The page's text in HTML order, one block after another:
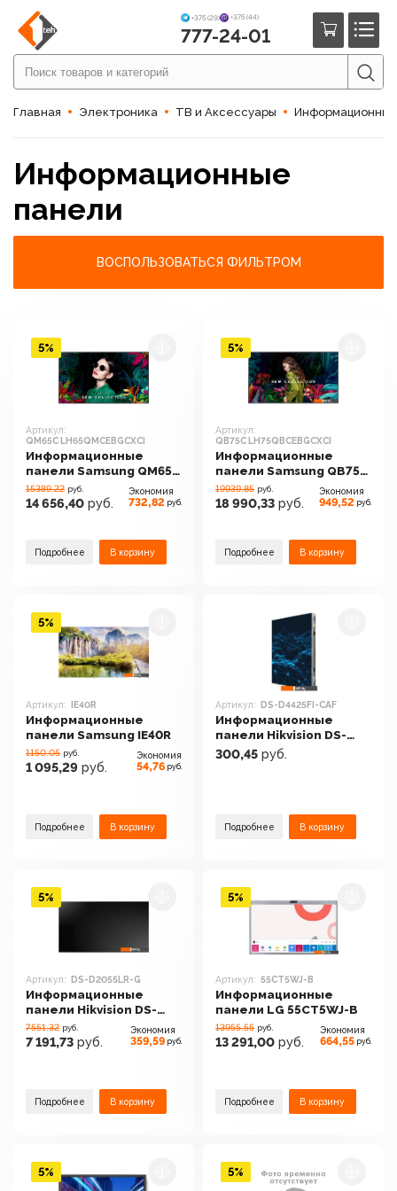
+375 (29) +375 (44)
777-24-01
Главная Электроника ТВ и Аксессуары
Информационные
панели
ВОСПОЛЬЗОВАТЬСЯ ФИЛЬТРОМ
Артикул:
QM65C LH65QMCEBGCXCI
Информационные
панели Samsung QM65C
LH65QMCEBGCXCI
15389.22 руб.
14 656,40 руб.
Экономия
732,82 руб.
Подробнее В корзину
5%
Артикул:
QB75C LH75QBCEBGCXCI
Информационные
панели Samsung QB75C
LH75QBCEBGCXCI
19939.85 руб.
18 990,33 руб.
Экономия
949,52 руб.
Подробнее В корзину
5%
Артикул: IE40R
Информационные
панели Samsung IE40R
1150.05 руб.
1 095,29 руб.
Экономия
54,76 руб.
Подробнее В корзину
5%
Артикул: DS-D4425FI-CAF
Информационные
панели Hikvision DS-
D4425FI-CAF
300,45 руб.
Подробнее В корзину
Артикул: DS-D2055LR-G
Информационные
панели Hikvision DS-
D2055LR-G
7551.32 руб.
7 191,73 руб.
Экономия
359,59 руб.
Подробнее В корзину
5%
Артикул: 55CT5WJ-B
Информационные
панели LG 55CT5WJ-B
13955.55 руб.
13 291,00 руб.
Экономия
664,55 руб.
Подробнее В корзину
5%
5% 5%